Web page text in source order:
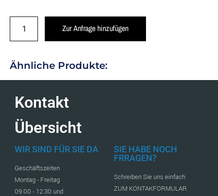
Zur Anfrage hinzufügen
Ähnliche Produkte:
Kontakt
Übersicht
WIR SIND FÜR SIE DA
Geschäftszeiten
Montag - Freitag
09:00 - 12:30 und
SIE HABE NOCH
FRRAGEN?
Schreiben Sie uns einfach
ZUM KONTAKFORMULAR